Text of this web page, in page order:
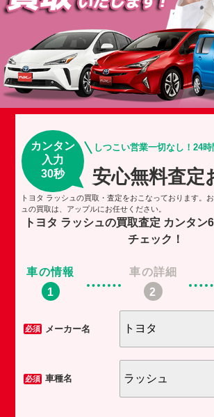
カンタン
入力
30秒
しつこい営業一切なし！24
安心無料査定
トヨタ ラッシュの買取・査定をおこなっております。
ュの買取は、アップルにお任せください。
トヨタ ラッシュの買取査定 カンタン
チェック！
車の情報 車の詳細
必須 メーカー名
必須 車種名